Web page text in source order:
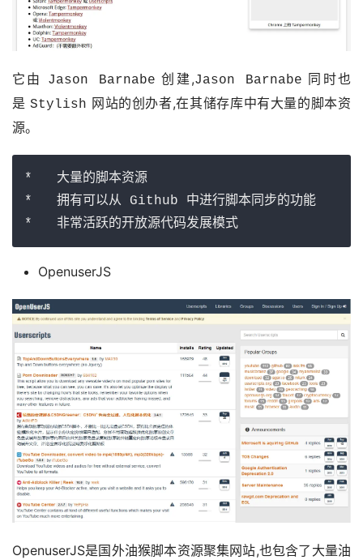
它由 Jason Barnabe 创建,Jason Barnabe 同时也
是 Stylish 网站的创办者,在其储存库中有大量的脚本资
源。
*   大量的脚本资源
*   拥有可以从 Github 中进行脚本同步的功能
*   非常活跃的开放源代码发展模式
OpenuserJS
OpenuserJS是国外油猴脚本资源聚集网站,也包含了大量油